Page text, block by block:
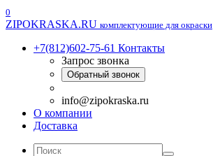
0
ZIPOKRASKA.RU комплектующие для окраски
+7(812)602-75-61 Контакты
Запрос звонка
Обратный звонок
info@zipokraska.ru
О компании
Доставка